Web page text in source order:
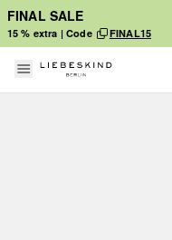
FINAL SALE
15 % extra | Code FINAL15